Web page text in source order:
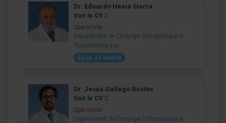
Dr. Eduardo Hevia Sierra
Voir le CV
Spécialiste
Département de Chirurgie Orthopédique et
Traumatologique
Siège de Madrid
Dr. Jesús Gallego Bustos
Voir le CV
Spécialiste
Département de Chirurgie Orthopédique et